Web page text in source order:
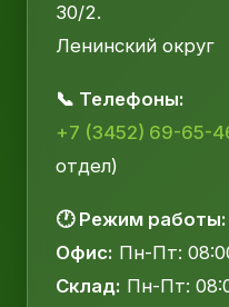
30/2.
Ленинский округ
📞 Телефоны:
+7 (3452) 69-65-
отдел)
🕐 Режим работы:
Офис: Пн-Пт:
Склад: Пн-Пт: